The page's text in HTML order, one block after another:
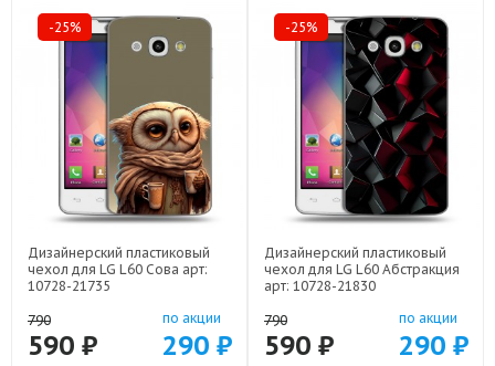
-25%
Дизайнерский пластиковый
чехол для LG L60 Сова арт:
10728-21735
790
590 ₽
по акции
290 ₽
-25%
Дизайнерский пластиковый
чехол для LG L60 Абстракция
арт: 10728-21830
790
590 ₽
по акции
290 ₽